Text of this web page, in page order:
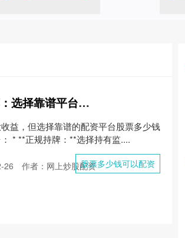
股票多少钱可以配资 炒股配资平台推荐：选择靠谱平台，助你投资无忧
益，但选择靠谱的配资平台股票多少钱
* **正规持牌：**选择持有监....
股票多少钱可以配资
26 作者：网上炒股配资